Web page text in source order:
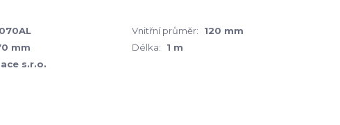
Vnitřní průměr:
120 mm
mm Délka:
1 m
s.r.o.